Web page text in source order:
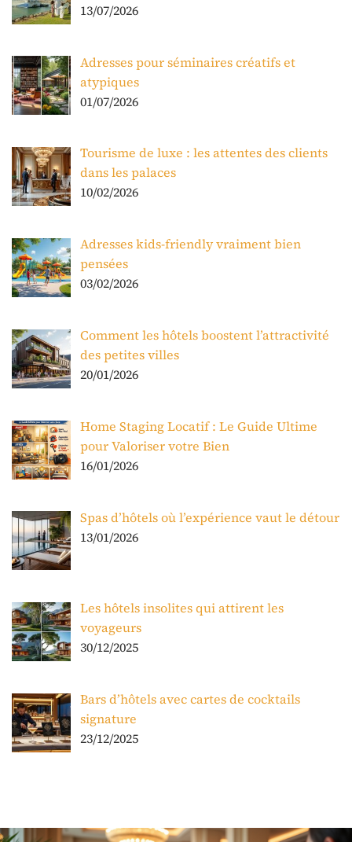
13/07/2026
Adresses pour séminaires créatifs et
atypiques
01/07/2026
Tourisme de luxe : les attentes des clients
dans les palaces
10/02/2026
Adresses kids-friendly vraiment bien
pensées
03/02/2026
Comment les hôtels boostent l’attractivité
des petites villes
20/01/2026
Home Staging Locatif : Le Guide Ultime
pour Valoriser votre Bien
16/01/2026
Spas d’hôtels où l’expérience vaut le détour
13/01/2026
Les hôtels insolites qui attirent les
voyageurs
30/12/2025
Bars d’hôtels avec cartes de cocktails
signature
23/12/2025